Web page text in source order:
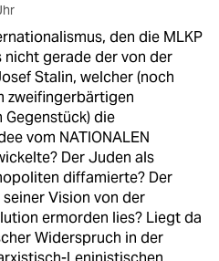
den die MLKP
nicht gerade der von der
Stalin, welcher (noch
zweifingerbärtigen
die
vom NATIONALEN
Der Juden als
diffamierte? Der
Vision von der
ermorden lies? Liegt da
Widerspruch in der